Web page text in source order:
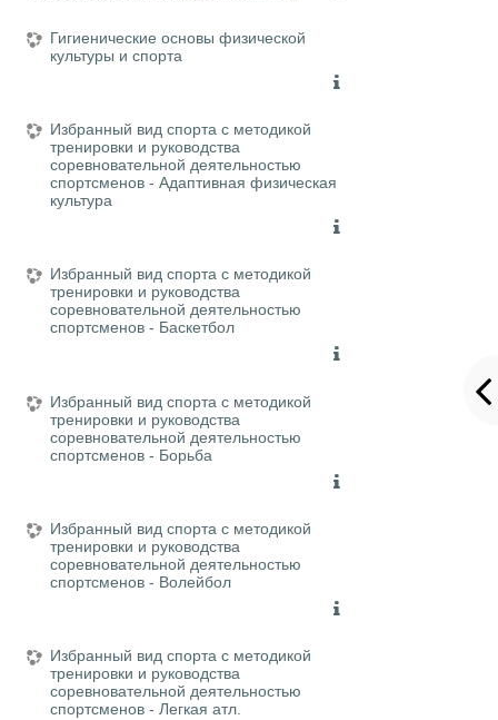
Гигиенические основы физической
культуры и спорта
Избранный вид спорта с методикой
тренировки и руководства
соревновательной деятельностью
спортсменов - Адаптивная физическая
культура
Избранный вид спорта с методикой
тренировки и руководства
соревновательной деятельностью
спортсменов - Баскетбол
Избранный вид спорта с методикой
тренировки и руководства
соревновательной деятельностью
спортсменов - Борьба
Избранный вид спорта с методикой
тренировки и руководства
соревновательной деятельностью
спортсменов - Волейбол
Избранный вид спорта с методикой
тренировки и руководства
соревновательной деятельностью
спортсменов - Легкая атл.